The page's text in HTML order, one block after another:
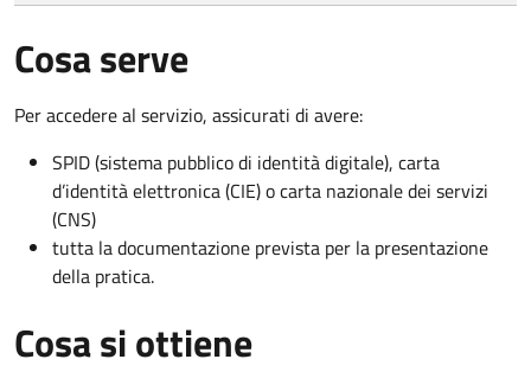
Cosa serve
Per accedere al servizio, assicurati di avere:
SPID (sistema pubblico di identità digitale), carta
d’identità elettronica (CIE) o carta nazionale dei servizi
(CNS)
tutta la documentazione prevista per la presentazione
della pratica.
Cosa si ottiene